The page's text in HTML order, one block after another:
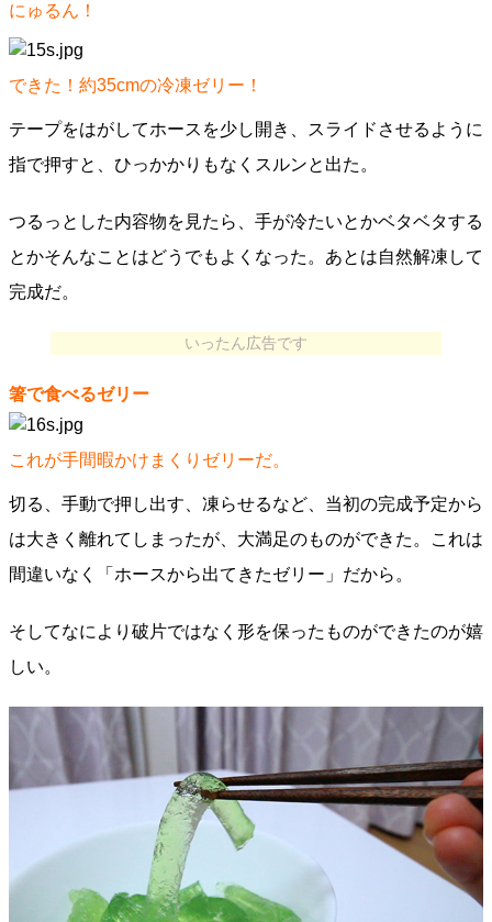
にゅるん！
できた！約35cmの冷凍ゼリー！
テープをはがしてホースを少し開き、スライドさせるように
指で押すと、ひっかかりもなくスルンと出た。
つるっとした内容物を見たら、手が冷たいとかベタベタする
とかそんなことはどうでもよくなった。あとは自然解凍して
完成だ。
いったん広告です
箸で食べるゼリー
これが手間暇かけまくりゼリーだ。
切る、手動で押し出す、凍らせるなど、当初の完成予定から
は大きく離れてしまったが、大満足のものができた。これは
間違いなく「ホースから出てきたゼリー」だから。
そしてなにより破片ではなく形を保ったものができたのが嬉
しい。